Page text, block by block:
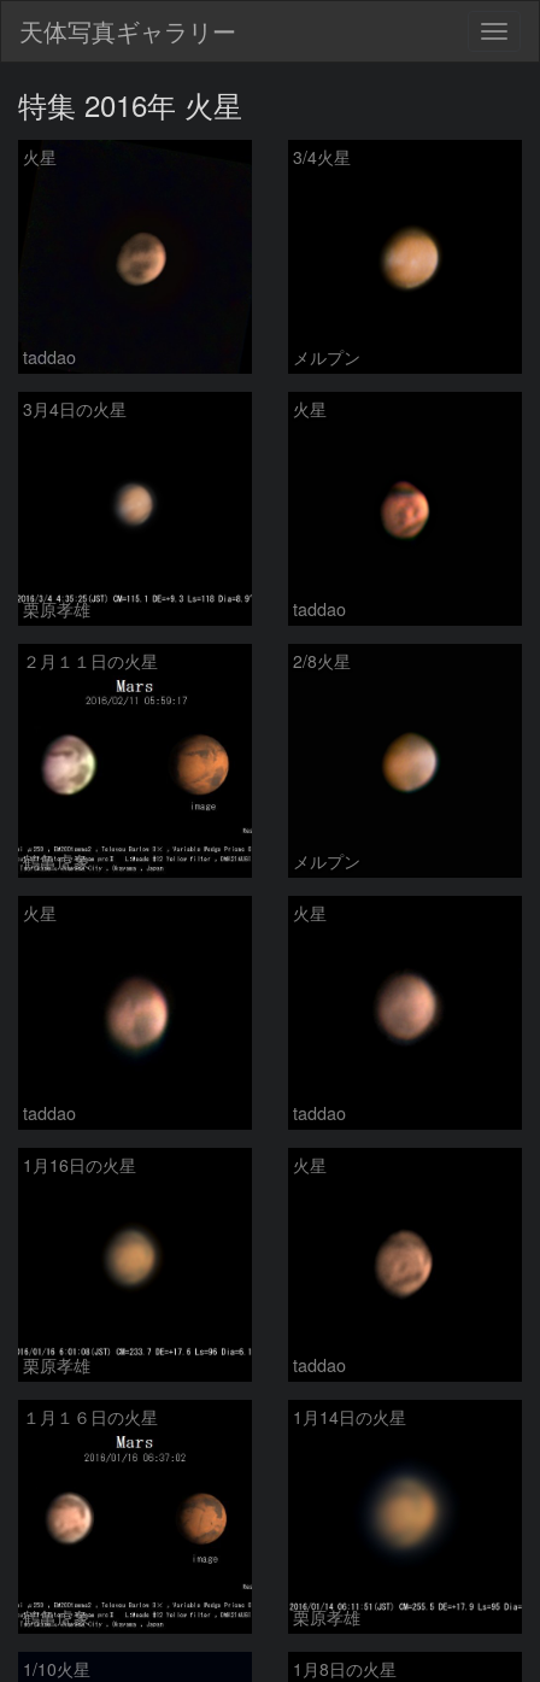
天体写真ギャラリー
特集 2016年 火星
火星
taddao
3/4火星
メルプン
3月4日の火星
栗原孝雄
火星
taddao
２月１１日の火星
鶴亀虎象
2/8火星
メルプン
火星
taddao
火星
taddao
1月16日の火星
栗原孝雄
火星
taddao
１月１６日の火星
鶴亀虎象
1月14日の火星
栗原孝雄
1/10火星 1月8日の火星